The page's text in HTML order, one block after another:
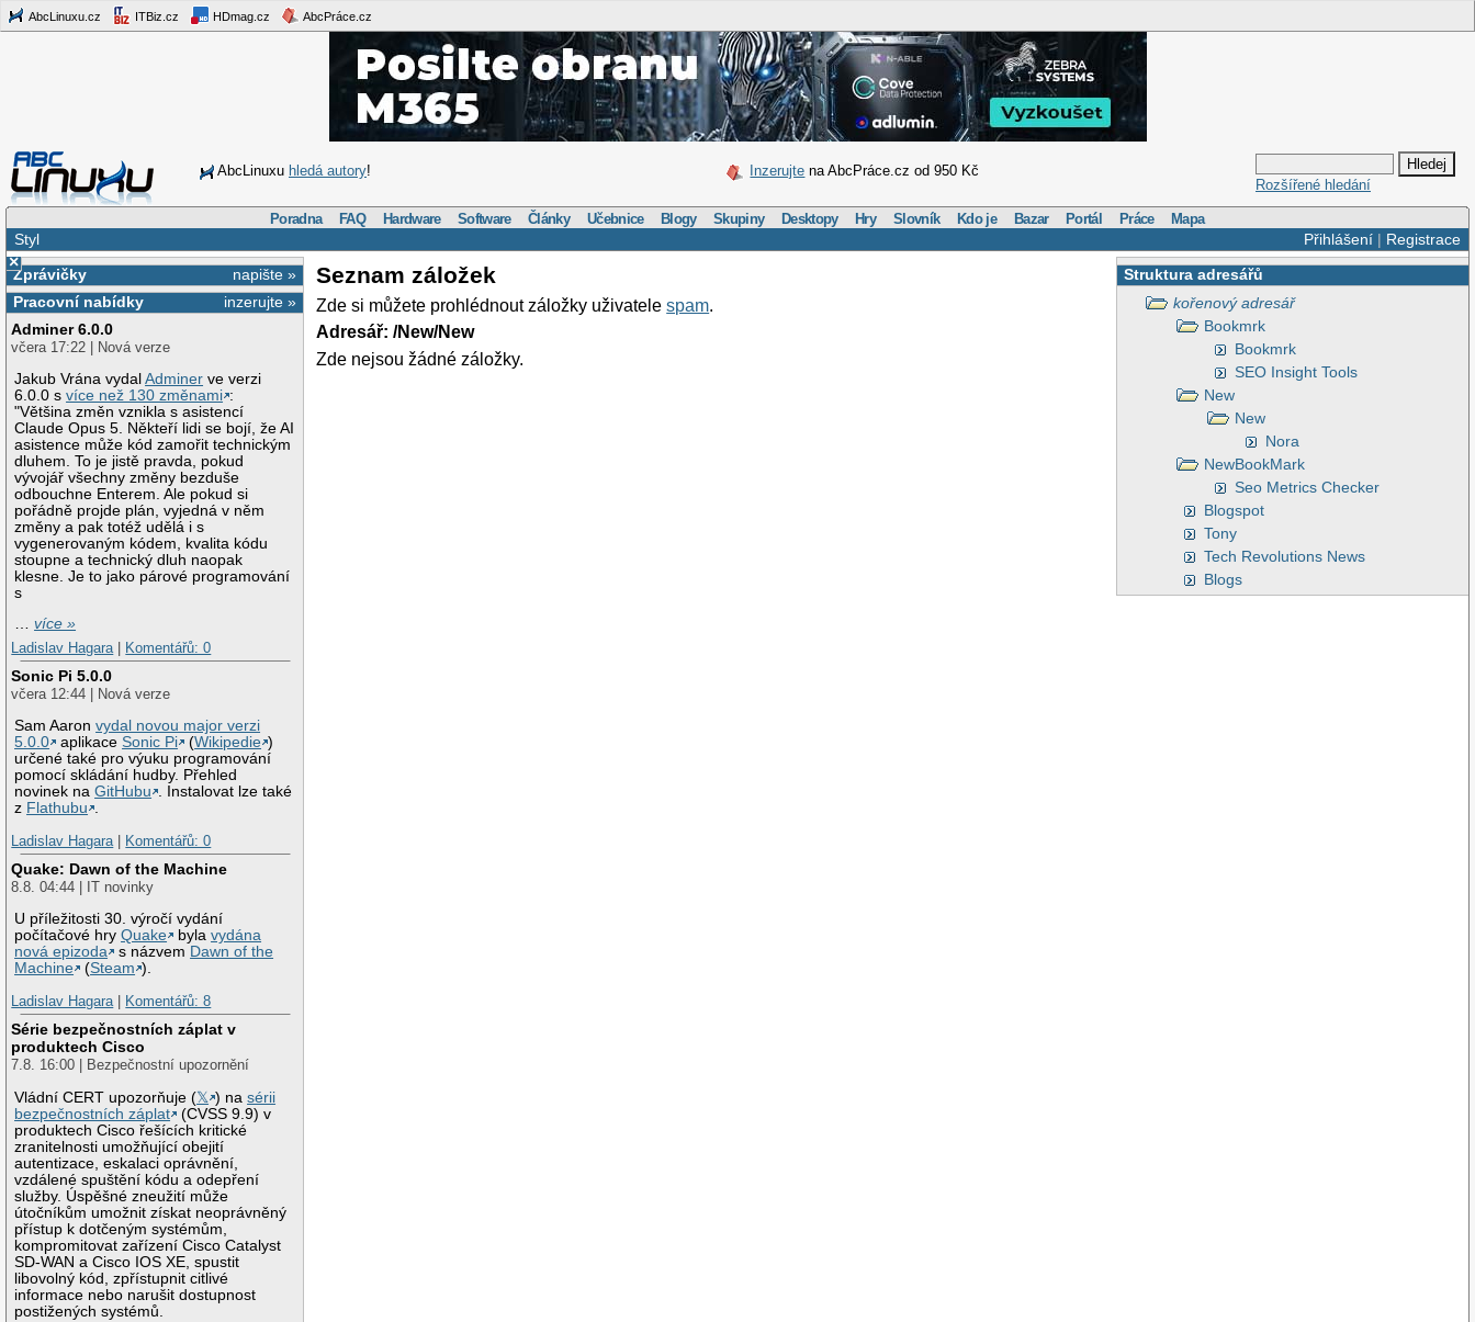
AbcLinuxu.cz ITBiz.cz HDmag.cz AbcPráce.cz
AbcLinuxu hledá autory! Inzerujte na AbcPráce.cz od 950 Kč
Rozšířené hledání
Poradna FAQ Hardware Software Články Učebnice Blogy Skupiny Desktopy Hry Slovník Kdo je Bazar Portál Práce Mapa
Přihlášení| Registrace
Styl
×
napište »
Zprávičky
inzerujte »
Pracovní nabídky
Adminer 6.0.0
včera 17:22 | Nová verze
Jakub Vrána vydalAdminer ve verzi
6.0.0 svíce než 130 změnami :
"Většina změn vznikla s asistencí
Claude Opus 5. Někteří lidi se bojí, že AI
asistence může kód zamořit technickým
dluhem. To je jistě pravda, pokud
vývojář všechny změny bezduše
odbouchne Enterem. Ale pokud si
pořádně projde plán, vyjedná v něm
změny a pak totéž udělá i s
vygenerovaným kódem, kvalita kódu
stoupne a technický dluh naopak
klesne. Je to jako párové programování
s
…více »
Ladislav Hagara
Komentářů: 0
Sonic Pi 5.0.0
včera 12:44 | Nová verze
Sam Aaronvydal novou major verzi
5.0.0
aplikaceSonic Pi (Wikipedie )
určené také pro výuku programování
pomocí skládání hudby. Přehled
novinek naGitHubu . Instalovat lze také
z Flathubu .
Ladislav Hagara
Komentářů: 0
Quake: Dawn of the Machine
8.8. 04:44 | IT novinky
U příležitosti 30. výročí vydání
počítačové hryQuake bylavydána
nová epizoda
s názvem Dawn of the
Machine
(Steam ).
Ladislav Hagara
Komentářů: 8
Série bezpečnostních záplat v
produktech Cisco
7.8. 16:00 | Bezpečnostní upozornění
Vládní CERT upozorňuje (𝕏 ) nasérii
bezpečnostních záplat
(CVSS 9.9) v
produktech Cisco řešících kritické
zranitelnosti umožňující obejití
autentizace, eskalaci oprávnění,
vzdálené spuštění kódu a odepření
služby. Úspěšné zneužití může
útočníkům umožnit získat neoprávněný
přístup k dotčeným systémům,
kompromitovat zařízení Cisco Catalyst
SD-WAN a Cisco IOS XE, spustit
libovolný kód, zpřístupnit citlivé
informace nebo narušit dostupnost
postižených systémů.
Struktura adresářů
kořenový adresář
Bookmrk
Bookmrk
SEO Insight Tools
New
New
Nora
NewBookMark
Seo Metrics Checker
Blogspot
Tony
Tech Revolutions News
Blogs
Seznam záložek
Zde si můžete prohlédnout záložky uživatelespam.
Adresář: /New/New
Zde nejsou žádné záložky.